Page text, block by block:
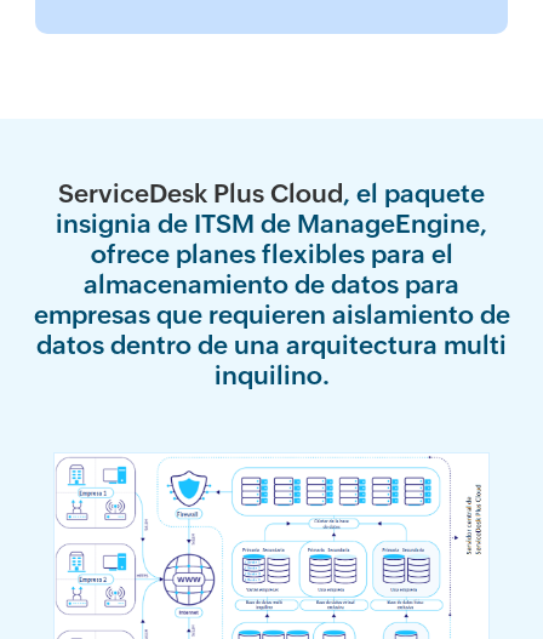
ServiceDesk Plus Cloud, el paquete
insignia de ITSM de ManageEngine,
ofrece planes flexibles para el
almacenamiento de datos para
empresas que requieren aislamiento de
datos dentro de una arquitectura multi
inquilino.